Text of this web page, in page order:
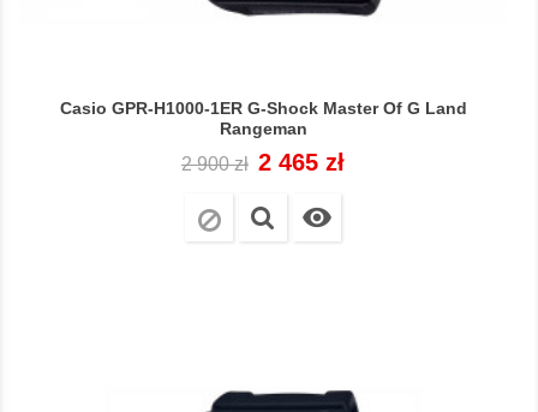
Casio GPR-H1000-1ER G-Shock Master Of G Land
Rangeman
Cena
2 900 zł Cena
2 465 zł
